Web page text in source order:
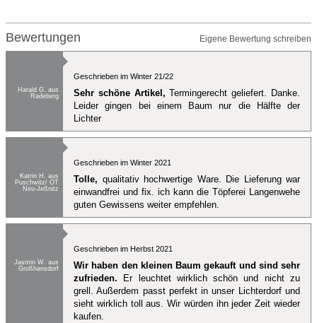
Bewertungen Eigene Bewertung schreiben
Harald G. aus
Radeberg
Geschrieben im Winter 21/22
Sehr schöne Artikel, Termingerecht geliefert. Danke.
Leider gingen bei einem Baum nur die Hälfte der
Lichter
Katrin H. aus
Puschwitz/ OT
Neu-Jeßnitz
Geschrieben im Winter 2021
Tolle, qualitativ hochwertige Ware. Die Lieferung war
einwandfrei und fix. ich kann die Töpferei Langenwehe
guten Gewissens weiter empfehlen.
Jasmin W. aus
Großhansdorf
Geschrieben im Herbst 2021
Wir haben den kleinen Baum gekauft und sind sehr
zufrieden. Er leuchtet wirklich schön und nicht zu
grell. Außerdem passt perfekt in unser Lichterdorf und
sieht wirklich toll aus. Wir würden ihn jeder Zeit wieder
kaufen.